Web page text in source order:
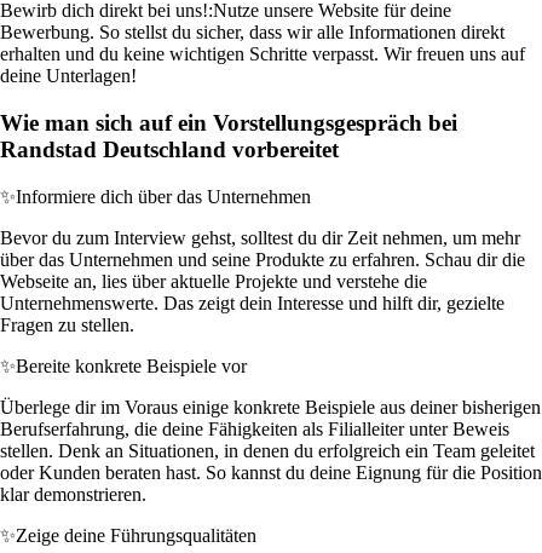
Bewirb dich direkt bei uns!:Nutze unsere Website für deine
Bewerbung. So stellst du sicher, dass wir alle Informationen direkt
erhalten und du keine wichtigen Schritte verpasst. Wir freuen uns auf
deine Unterlagen!
Wie man sich auf ein Vorstellungsgespräch bei
Randstad Deutschland vorbereitet
✨Informiere dich über das Unternehmen
Bevor du zum Interview gehst, solltest du dir Zeit nehmen, um mehr
über das Unternehmen und seine Produkte zu erfahren. Schau dir die
Webseite an, lies über aktuelle Projekte und verstehe die
Unternehmenswerte. Das zeigt dein Interesse und hilft dir, gezielte
Fragen zu stellen.
✨Bereite konkrete Beispiele vor
Überlege dir im Voraus einige konkrete Beispiele aus deiner bisherigen
Berufserfahrung, die deine Fähigkeiten als Filialleiter unter Beweis
stellen. Denk an Situationen, in denen du erfolgreich ein Team geleitet
oder Kunden beraten hast. So kannst du deine Eignung für die Position
klar demonstrieren.
✨Zeige deine Führungsqualitäten